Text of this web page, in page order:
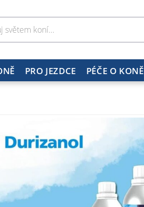
PRO JEZDCE PÉČE O KONĚ